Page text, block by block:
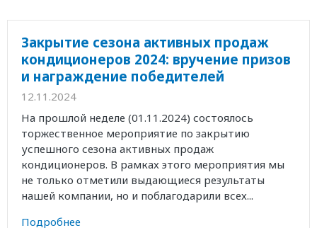
Закрытие сезона активных продаж
кондиционеров 2024: вручение призов
и награждение победителей
12.11.2024
На прошлой неделе (01.11.2024) состоялось
торжественное мероприятие по закрытию
успешного сезона активных продаж
кондиционеров. В рамках этого мероприятия мы
не только отметили выдающиеся результаты
нашей компании, но и поблагодарили всех...
Подробнее